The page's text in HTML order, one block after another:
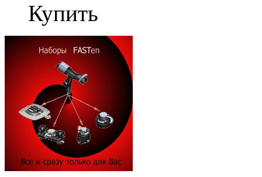
Купить